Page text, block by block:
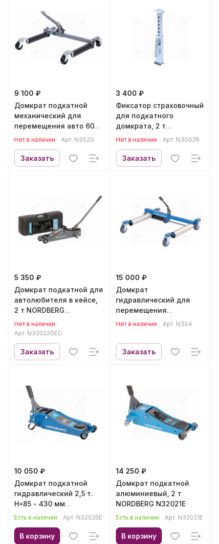
9 100 ₽
Домкрат подкатной
механический для
перемещения авто 600
кг NORDBERG N3S2G
Нет в наличии Арт. N3S2G
Заказать
3 400 ₽
Фиксатор страховочный
для подкатного
домкрата, 2 т
NORDBERG N3002R
Нет в наличии Арт. N3002R
Заказать
5 350 ₽
Домкрат подкатной для
автолюбителя в кейсе,
2 т NORDBERG
N32022GEC
Нет в наличии
Арт. N32022GEC
Заказать
15 000 ₽
Домкрат
гидравлический для
перемещения
автомобиля NORDBERG
Нет в наличии Арт. N3S4
Заказать
10 050 ₽
Домкрат подкатной
гидравлический 2,5 т.
H=85 - 430 мм
NORDBERG N32025E
Есть в наличии Арт. N32025E
В корзину
14 250 ₽
Домкрат подкатной
алюминиевый, 2 т
NORDBERG N32021E
Есть в наличии Арт. N32021E
В корзину